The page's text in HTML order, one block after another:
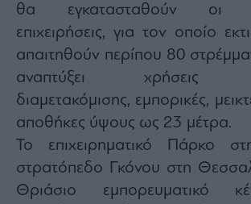
θα εγκατασταθούν οι
επιχειρήσεις, για τον οποίο
απαιτηθούν περίπου 80
αναπτύξει χρήσεις
διαμετακόμισης, εμπορικές,
αποθήκες ύψους ως 23 μέτρα.
Το επιχειρηματικό Πάρκο
στρατόπεδο Γκόνου στη
Θριάσιο εμπορευματικό